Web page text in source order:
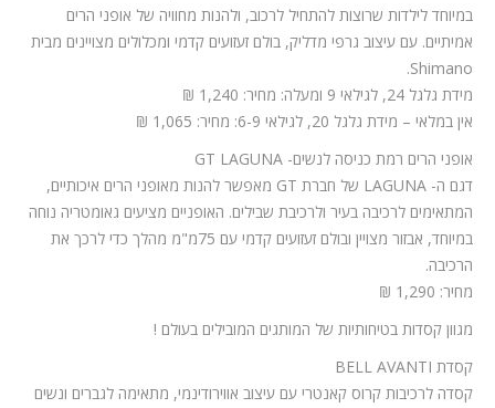
במיוחד לילדות שרוצות להתחיל לרכוב, ולהנות מחוויה של אופני הרים
אמיתיים. עם עיצוב גרפי מדליק, בולם זעזועים קדמי ומכלולים מצויינים מבית
Shimano.
מידת גלגל 24, לגילאי 9 ומעלה: מחיר: 1,240 ₪
אין במלאי – מידת גלגל 20, לגילאי 6-9: מחיר: 1,065 ₪
אופני הרים רמת כניסה לנשים- GT LAGUNA
דגם ה- LAGUNA של חברת GT מאפשר להנות מאופני הרים איכותיים,
המתאימים לרכיבה בעיר ולרכיבת שבילים. האופניים מציעים גאומטריה נוחה
במיוחד, אבזור מצויין ובולם זעזועים קדמי עם 75מ"מ מהלך כדי לרכך את
הרכיבה.
מחיר: 1,290 ₪
מגוון קסדות בטיחותיות של המותגים המובילים בעולם !
קסדת BELL AVANTI
קסדה לרכיבות קרוס קאנטרי עם עיצוב אווירודינמי, מתאימה לגברים ונשים